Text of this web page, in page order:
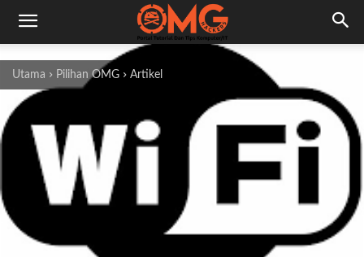
Utama Pilihan OMG Artikel